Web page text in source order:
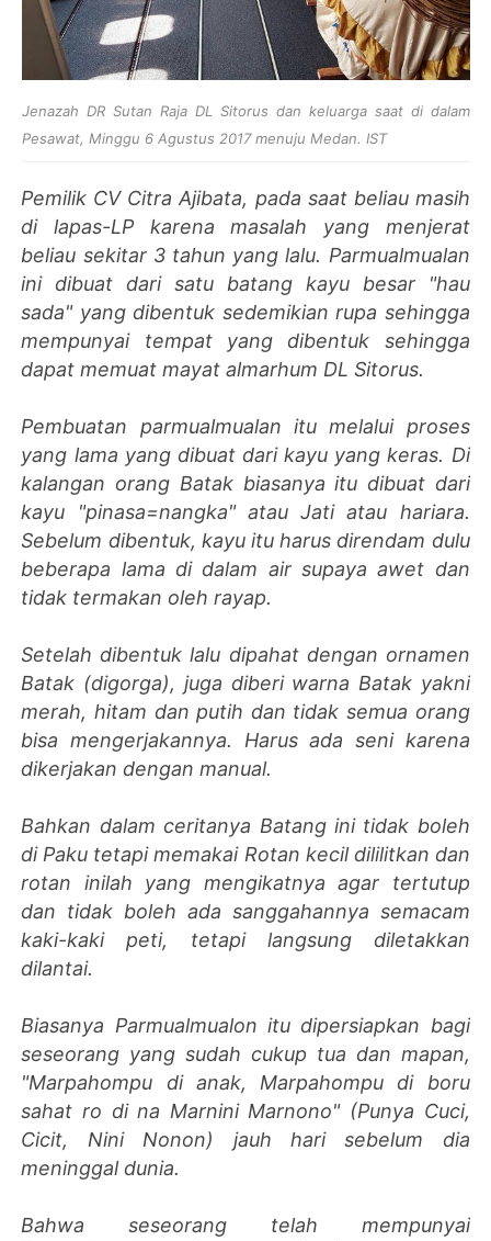
Jenazah DR Sutan Raja DL Sitorus dan keluarga saat di dalam
Pesawat, Minggu 6 Agustus 2017 menuju Medan. IST
Pemilik CV Citra Ajibata, pada saat beliau masih
di lapas-LP karena masalah yang menjerat
beliau sekitar 3 tahun yang lalu. Parmualmualan
ini dibuat dari satu batang kayu besar "hau
sada" yang dibentuk sedemikian rupa sehingga
mempunyai tempat yang dibentuk sehingga
dapat memuat mayat almarhum DL Sitorus.
Pembuatan parmualmualan itu melalui proses
yang lama yang dibuat dari kayu yang keras. Di
kalangan orang Batak biasanya itu dibuat dari
kayu "pinasa=nangka" atau Jati atau hariara.
Sebelum dibentuk, kayu itu harus direndam dulu
beberapa lama di dalam air supaya awet dan
tidak termakan oleh rayap.
Setelah dibentuk lalu dipahat dengan ornamen
Batak (digorga), juga diberi warna Batak yakni
merah, hitam dan putih dan tidak semua orang
bisa mengerjakannya. Harus ada seni karena
dikerjakan dengan manual.
Bahkan dalam ceritanya Batang ini tidak boleh
di Paku tetapi memakai Rotan kecil dililitkan dan
rotan inilah yang mengikatnya agar tertutup
dan tidak boleh ada sanggahannya semacam
kaki-kaki peti, tetapi langsung diletakkan
dilantai.
Biasanya Parmualmualon itu dipersiapkan bagi
seseorang yang sudah cukup tua dan mapan,
"Marpahompu di anak, Marpahompu di boru
sahat ro di na Marnini Marnono" (Punya Cuci,
Cicit, Nini Nonon) jauh hari sebelum dia
meninggal dunia.
Bahwa seseorang telah mempunyai